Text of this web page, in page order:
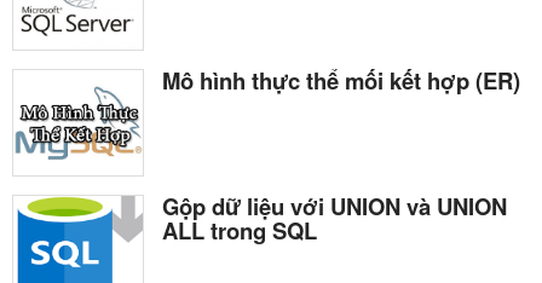
Mô hình thực thể mối kết hợp (ER)
Gộp dữ liệu với UNION và UNION
ALL trong SQL